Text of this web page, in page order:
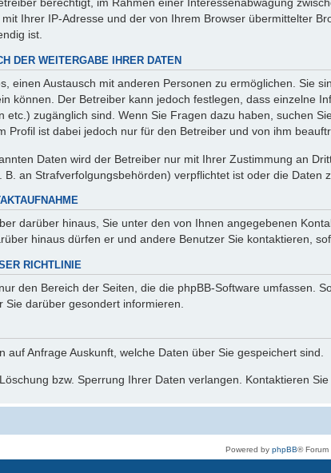
berechtigt, im Rahmen einer Interessenabwägung
Ihrer IP-Adresse und der von Ihrem Browser übermittelter
ist.
DER WEITERGABE IHRER DATEN
einen Austausch mit anderen Personen zu ermöglichen. Sie
können. Der Betreiber kann jedoch festlegen, dass einzelne
etc.) zugänglich sind. Wenn Sie Fragen dazu haben, suchen
Profil ist dabei jedoch nur für den Betreiber und von ihm
Daten wird der Betreiber nur mit Ihrer Zustimmung an
an Strafverfolgungsbehörden) verpflichtet ist oder die Daten
darüber hinaus, Sie unter den von Ihnen angegebenen
hinaus dürfen er und andere Benutzer Sie kontaktieren,
RICHTLINIE
den Bereich der Seiten, die die phpBB-Software umfassen.
Sie darüber gesondert informieren.
auf Anfrage Auskunft, welche Daten über Sie gespeichert sind.
bzw. Sperrung Ihrer Daten verlangen. Kontaktieren
Powered by phpBB® Forum